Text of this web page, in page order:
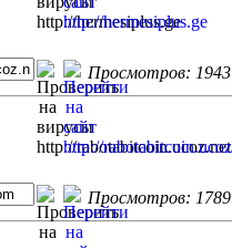
Просмотров: 1943
Просмотров: 1789